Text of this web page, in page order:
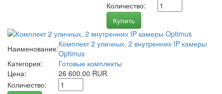
Количество:
Купить
Наименование:Комплект 2 уличных, 2 внутренних IP камеры
Optimus
Категория:
Готовые комплекты
Цена:
26 600.00 RUR
Количество: